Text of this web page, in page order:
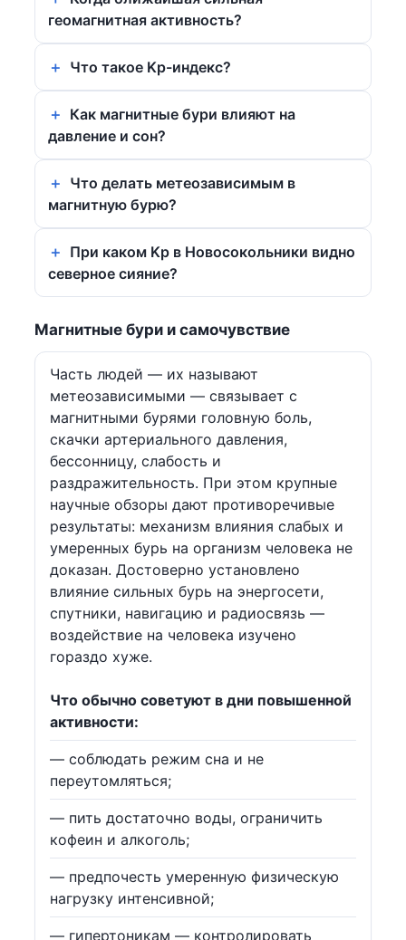
геомагнитная активность?
Что такое Kp-индекс?
Как магнитные бури влияют на
давление и сон?
Что делать метеозависимым в
магнитную бурю?
При каком Kp в Новосокольники видно
северное сияние?
Магнитные бури и самочувствие
Часть людей — их называют
метеозависимыми — связывает с
магнитными бурями головную боль,
скачки артериального давления,
бессонницу, слабость и
раздражительность. При этом крупные
научные обзоры дают противоречивые
результаты: механизм влияния слабых и
умеренных бурь на организм человека не
доказан. Достоверно установлено
влияние сильных бурь на энергосети,
спутники, навигацию и радиосвязь —
воздействие на человека изучено
гораздо хуже.
Что обычно советуют в дни повышенной
активности:
— соблюдать режим сна и не
переутомляться;
— пить достаточно воды, ограничить
кофеин и алкоголь;
— предпочесть умеренную физическую
нагрузку интенсивной;
— гипертоникам — контролировать